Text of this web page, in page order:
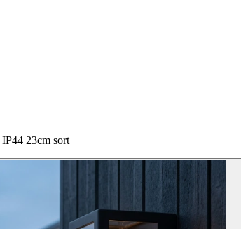
23cm sort